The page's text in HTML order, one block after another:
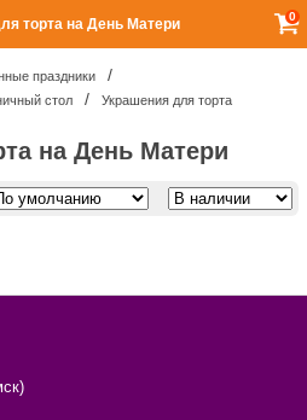
праздники
стол Украшения для торта
на День Матери
торта на День Матери 0